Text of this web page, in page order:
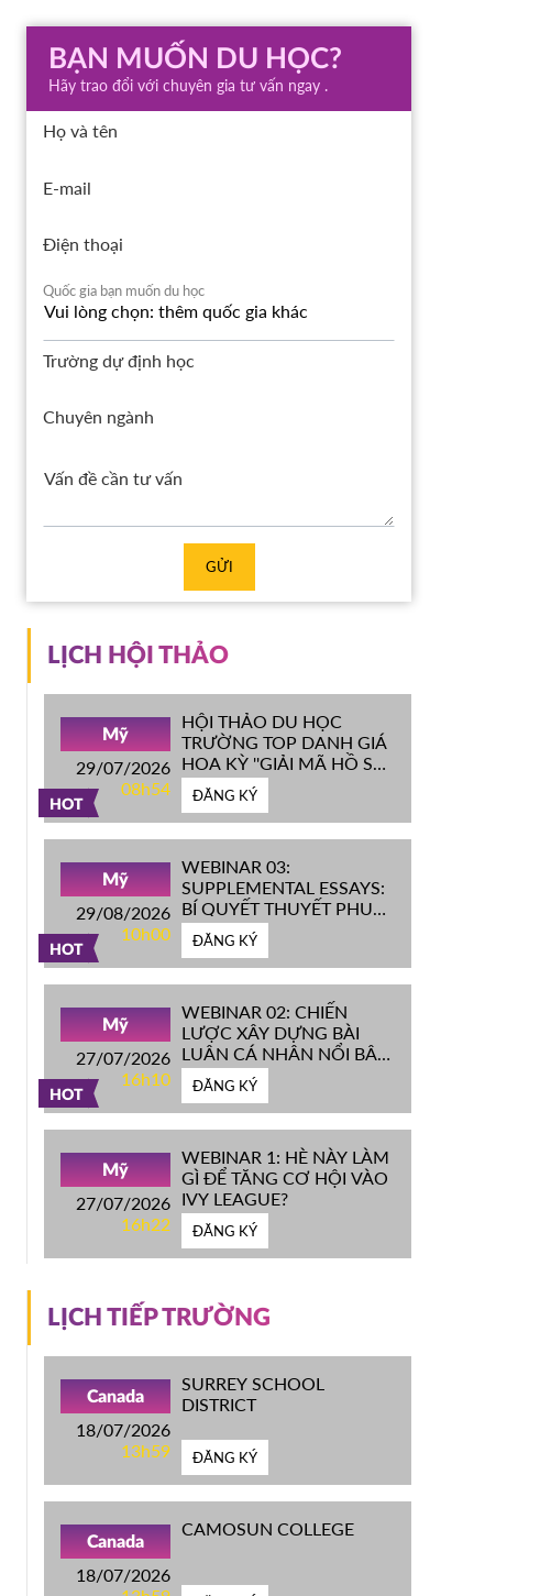
BẠN MUỐN DU HỌC?
Hãy trao đổi với chuyên gia tư vấn ngay .
Họ và tên
E-mail
Điện thoại
Quốc gia bạn muốn du học
Trường dự định học
Chuyên ngành
GỬI
LỊCH HỘI THẢO
HOT
Mỹ
29/07/2026
08h54
HỘI THẢO DU HỌC
TRƯỜNG TOP DANH GIÁ
HOA KỲ ''GIẢI MÃ HỒ SƠ
IVY LEAGUE''
ĐĂNG KÝ
HOT
Mỹ
29/08/2026
10h00
WEBINAR 03:
SUPPLEMENTAL ESSAYS:
BÍ QUYẾT THUYẾT PHỤC
HỘI ĐỒNG TUYỂN SINH
ĐH TOP ĐẦU MỸ
ĐĂNG KÝ
HOT
Mỹ
27/07/2026
16h10
WEBINAR 02: CHIẾN
LƯỢC XÂY DỰNG BÀI
LUẬN CÁ NHÂN NỔI BẬT
CHINH PHỤC ĐH TOP
ĐẦU MỸ
ĐĂNG KÝ
Mỹ
27/07/2026
16h22
WEBINAR 1: HÈ NÀY LÀM
GÌ ĐỂ TĂNG CƠ HỘI VÀO
IVY LEAGUE?
ĐĂNG KÝ
LỊCH TIẾP TRƯỜNG
Canada
18/07/2026
13h59
SURREY SCHOOL
DISTRICT
ĐĂNG KÝ
Canada
18/07/2026
CAMOSUN COLLEGE